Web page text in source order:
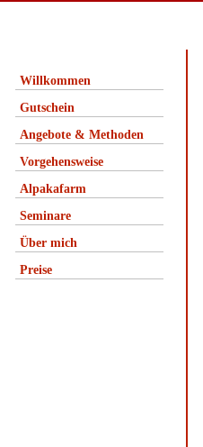
Willkommen
Gutschein
Angebote & Methoden
Vorgehensweise
Alpakafarm
Seminare
Über mich
Preise